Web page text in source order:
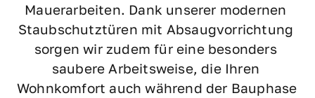
Mauerarbeiten. Dank unserer modernen
Staubschutztüren mit Absaugvorrichtung
sorgen wir zudem für eine besonders
saubere Arbeitsweise, die Ihren
Wohnkomfort auch während der Bauphase